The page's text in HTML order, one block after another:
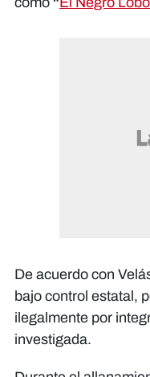
De acuerdo con
bajo control estatal,
ilegalmente por
investigada.